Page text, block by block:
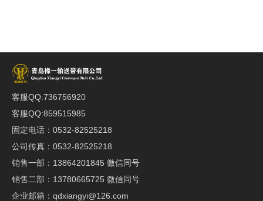
客服QQ:736756920
客服QQ:859515985
固定电话：0532-82525218
公司传真：0532-82525218
销售一部：13864201845 微信同号
销售二部：13780665725 微信同号
企业邮箱：qdxiangyi@126.com